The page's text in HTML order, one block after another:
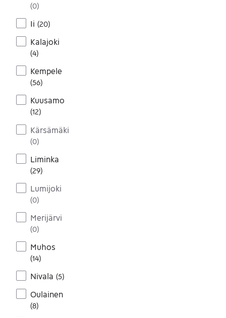
(0)
Ii (20)
Kalajoki
(4)
Kempele
(56)
Kuusamo
(12)
Kärsämäki
(0)
Liminka
(29)
Lumijoki
(0)
Merijärvi
(0)
Muhos
(14)
Nivala (5)
Oulainen
(8)